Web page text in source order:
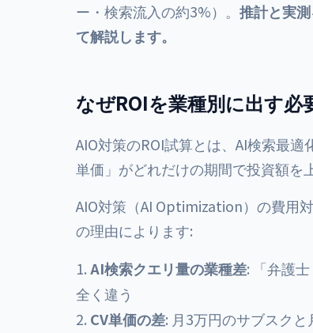
ー・検索流入の約3%）。 推計と実
て解説します。
なぜROIを業種別に出す必
AIO対策のROI試算とは、AI検索最
単価」がどれだけの期間で投資額を
AIO対策（AI Optimization）の費用
の理由によります:
AI検索クエリ量の業種差: 「弁護
全く違う
CV単価の差: 月3万円のサブスク